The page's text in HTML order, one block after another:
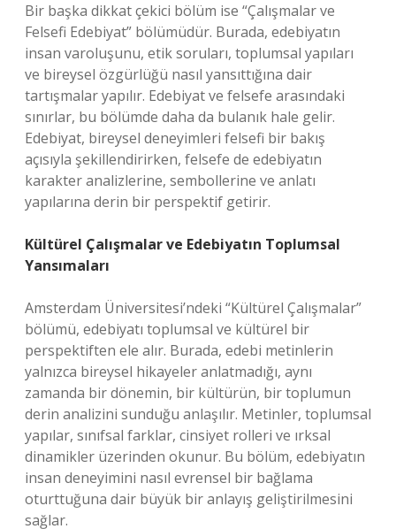
Bir başka dikkat çekici bölüm ise “Çalışmalar ve
Felsefi Edebiyat” bölümüdür. Burada, edebiyatın
insan varoluşunu, etik soruları, toplumsal yapıları
ve bireysel özgürlüğü nasıl yansıttığına dair
tartışmalar yapılır. Edebiyat ve felsefe arasındaki
sınırlar, bu bölümde daha da bulanık hale gelir.
Edebiyat, bireysel deneyimleri felsefi bir bakış
açısıyla şekillendirirken, felsefe de edebiyatın
karakter analizlerine, sembollerine ve anlatı
yapılarına derin bir perspektif getirir.
Kültürel Çalışmalar ve Edebiyatın Toplumsal
Yansımaları
Amsterdam Üniversitesi’ndeki “Kültürel Çalışmalar”
bölümü, edebiyatı toplumsal ve kültürel bir
perspektiften ele alır. Burada, edebi metinlerin
yalnızca bireysel hikayeler anlatmadığı, aynı
zamanda bir dönemin, bir kültürün, bir toplumun
derin analizini sunduğu anlaşılır. Metinler, toplumsal
yapılar, sınıfsal farklar, cinsiyet rolleri ve ırksal
dinamikler üzerinden okunur. Bu bölüm, edebiyatın
insan deneyimini nasıl evrensel bir bağlama
oturttuğuna dair büyük bir anlayış geliştirilmesini
sağlar.